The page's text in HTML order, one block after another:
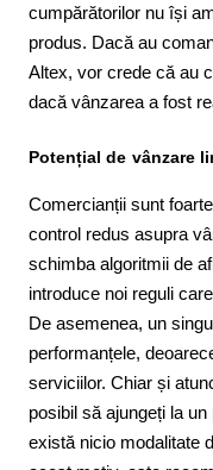
cumpărătorilor nu își
produs. Dacă au
Altex, vor crede că au
dacă vânzarea a fost
Potențial de vânzare
Comercianții sunt
control redus asupra
schimba algoritmii de
introduce noi reguli
De asemenea, un
performanțele,
serviciilor. Chiar și
posibil să ajungeți la
există nicio modalitate